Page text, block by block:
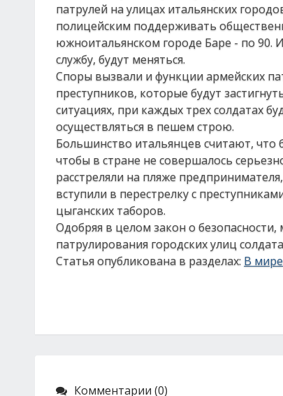
патрулей на улицах итальянских
полицейским поддерживать
южноитальянском городе Баре - по 90.
службу, будут меняться.
Споры вызвали и функции армейских
преступников, которые будут
ситуациях, при каждых трех солдатах
осуществляться в пешем строю.
Большинство итальянцев считают, что
чтобы в стране не совершалось
расстреляли на пляже
вступили в перестрелку с
цыганских таборов.
Одобряя в целом закон о
патрулирования городских улиц
Статья опубликована в разделах: В мире
Комментарии (0)